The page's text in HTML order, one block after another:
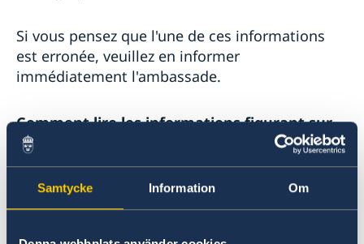
Samtycke Information Om
Si vous pensez que l'une de ces informations
est erronée, veuillez en informer
immédiatement l'ambassade.
Comment lire les informations figurant sur
la vignette visa ?
DURÉE DU SÉJOUR... JOURS : Ce nombre indique
combien de jours vous pouvez rester dans